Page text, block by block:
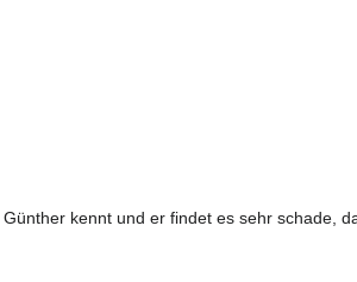
kennt und er findet es sehr schade,